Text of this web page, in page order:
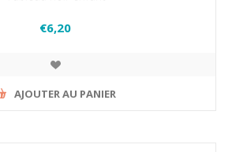
€6,20
AJOUTER AU PANIER